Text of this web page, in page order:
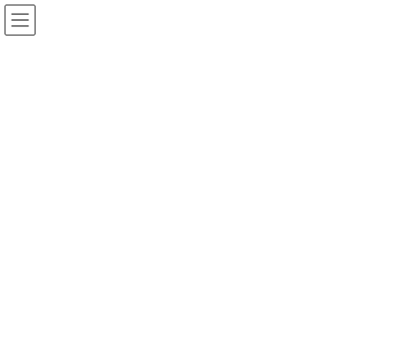
コ
ン
ナ
ビ 栽培ライフ(3181.jp) ー 野菜を育てると、感